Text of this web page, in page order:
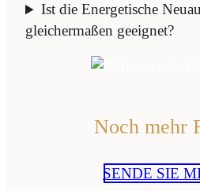
Ist die Energetische
gleichermaßen geeignet?
Noch mehr
SENDE SIE